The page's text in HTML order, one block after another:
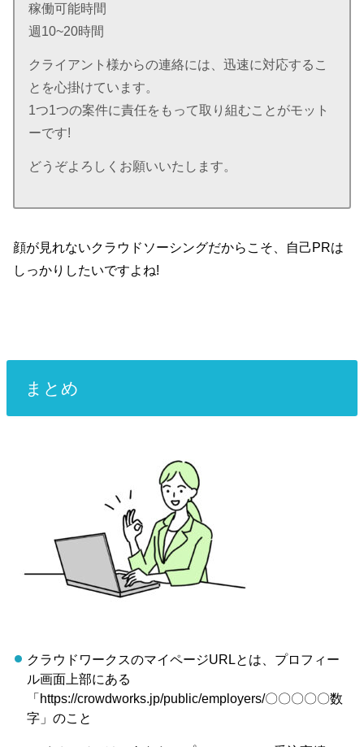
稼働可能時間
週10~20時間
クライアント様からの連絡には、迅速に対応するこ
とを心掛けています。
1つ1つの案件に責任をもって取り組むことがモット
ーです!
どうぞよろしくお願いいたします。
顔が見れないクラウドソーシングだからこそ、自己PRは
しっかりしたいですよね!
まとめ
クラウドワークスのマイページURLとは、プロフィー
ル画面上部にある
「https://crowdworks.jp/public/employers/〇〇〇〇〇数
字」 のこと